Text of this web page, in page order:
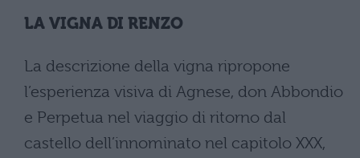
LA VIGNA DI RENZO
La descrizione della vigna ripropone
l’esperienza visiva di Agnese, don Abbondio
e Perpetua nel viaggio di ritorno dal
castello dell’innominato nel capitolo XXX,